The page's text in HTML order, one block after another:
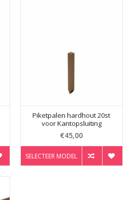
Piketpalen hardhout 20st
voor Kantopsluiting
€45,00
SELECTEER MODEL